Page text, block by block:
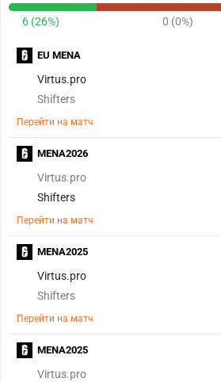
6 (26%) 0 (0%)
Virtus.pro
Shifters
Перейти на матч
EU MENA
Virtus.pro
Shifters
Перейти на матч
MENA2026
Virtus.pro
Shifters
Перейти на матч
MENA2025
Virtus.pro
MENA2025